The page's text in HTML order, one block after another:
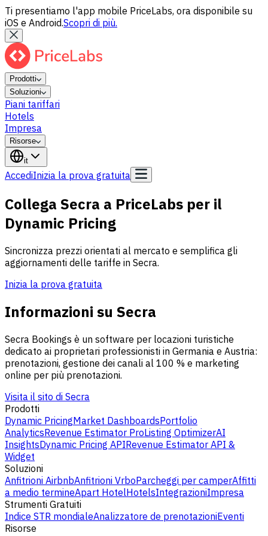
Ti presentiamo l'app mobile PriceLabs, ora disponibile su
iOS e Android.Scopri di più.
Prodotti
Soluzioni
Piani tariffari
Hotels
Impresa
Risorse
it
AccediInizia la prova gratuita
Collega Secra a PriceLabs per il
Dynamic Pricing
Sincronizza prezzi orientati al mercato e semplifica gli
aggiornamenti delle tariffe in Secra.
Inizia la prova gratuita
Informazioni su Secra
Secra Bookings è un software per locazioni turistiche
dedicato ai proprietari professionisti in Germania e Austria:
prenotazioni, gestione dei canali al 100 % e marketing
online per più prenotazioni.
Visita il sito di Secra
Prodotti
Dynamic PricingMarket DashboardsPortfolio
AnalyticsRevenue Estimator ProListing OptimizerAI
InsightsDynamic Pricing APIRevenue Estimator API &
Widget
Soluzioni
Anfitrioni AirbnbAnfitrioni VrboParcheggi per camperAffitti
a medio termineApart HotelHotelsIntegrazioniImpresa
Strumenti Gratuiti
Indice STR mondialeAnalizzatore de prenotazioniEventi
Risorse